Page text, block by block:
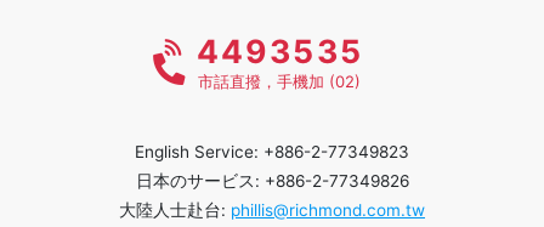
4493535
市話直撥，手機加 (02)
English Service: +886-2-77349823
日本のサービス: +886-2-77349826
大陸人士赴台: phillis@richmond.com.tw